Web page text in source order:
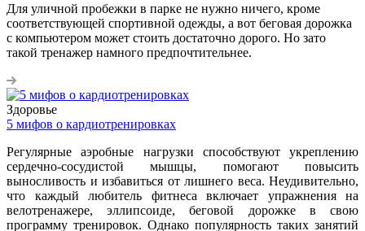
Для уличной пробежки в парке не нужно ничего, кроме
соответствующей спортивной одежды, а вот беговая дорожка
с компьютером может стоить достаточно дорого. Но зато
такой тренажер намного предпочтительнее.
Здоровье
5 мифов о кардиотренировках
Регулярные аэробные нагрузки способствуют укреплению
сердечно-сосудистой мышцы, помогают повысить
выносливость и избавиться от лишнего веса. Неудивительно,
что каждый любитель фитнеса включает упражнения на
велотренажере, эллипсоиде, беговой дорожке в свою
программу тренировок. Однако популярность таких занятий